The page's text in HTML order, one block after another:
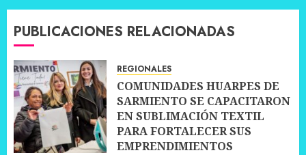
PUBLICACIONES RELACIONADAS
REGIONALES
COMUNIDADES HUARPES DE
SARMIENTO SE CAPACITARON
EN SUBLIMACIÓN TEXTIL
PARA FORTALECER SUS
EMPRENDIMIENTOS